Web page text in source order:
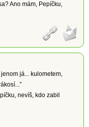
Ano mám, Pepíčku,
já... kulometem,
nevíš, kdo zabil